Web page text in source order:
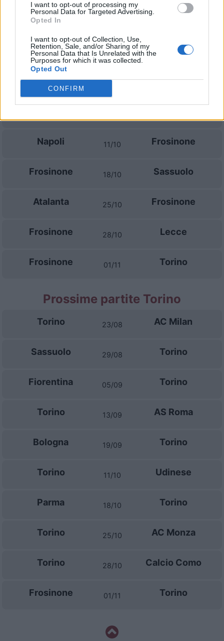
I want to opt-out of processing my
Personal Data for Targeted Advertising.
Opted In
I want to opt-out of Collection, Use,
Retention, Sale, and/or Sharing of my
Personal Data that Is Unrelated with the
Purposes for which it was collected.
Opted Out
CONFIRM
Fiorentina
Frosinone 06/09 Venezia
Genoa Frosinone
Napoli 11/10 Frosinone
Frosinone 18/10 Sassuolo
Atalanta 25/10 Frosinone
Frosinone 28/10 Lecce
Frosinone 01/11 Torino
Prossime partite Torino
Torino 23/08 AC Milan
Sassuolo 29/08 Torino
Fiorentina 05/09 Torino
Torino 13/09 AS Roma
Bologna 19/09 Torino
Torino 11/10 Udinese
Parma 18/10 Torino
Torino 25/10 AC Monza
Torino 28/10 Calcio Como
Frosinone 01/11 Torino